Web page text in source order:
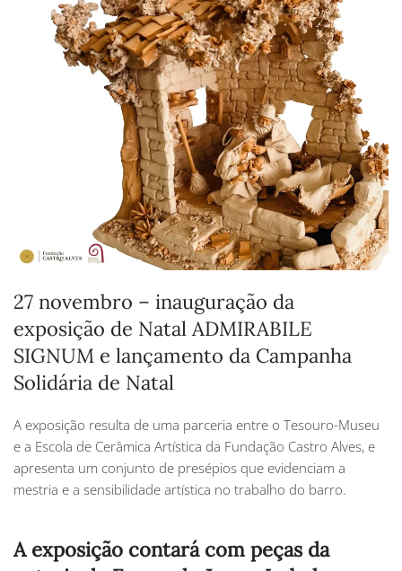
27 novembro – inauguração da
exposição de Natal ADMIRABILE
SIGNUM e lançamento da Campanha
Solidária de Natal
A exposição resulta de uma parceria entre o Tesouro-Museu
e a Escola de Cerâmica Artística da Fundação Castro Alves, e
apresenta um conjunto de presépios que evidenciam a
mestria e a sensibilidade artística no trabalho do barro.
A exposição contará com peças da